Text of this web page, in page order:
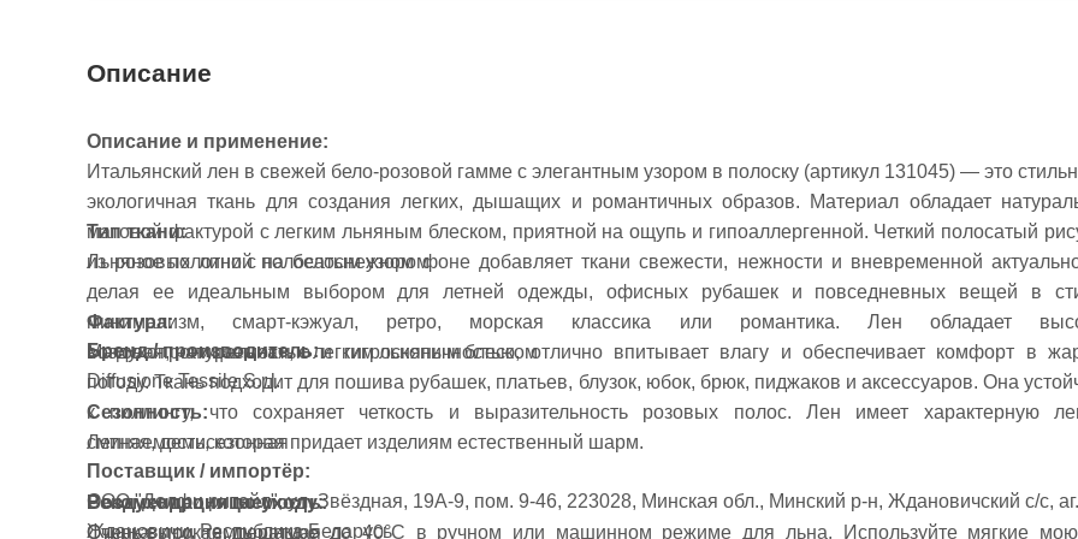
Описание
Описание и применение:
Итальянский лен в свежей бело-розовой гамме с элегантным узором в полоску (артикул 131045) — это
экологичная ткань для создания легких, дышащих и романтичных образов. Материал обладает
матовой фактурой с легким льняным блеском, приятной на ощупь и гипоаллергенной. Четкий полосатый
из розовых линий на белоснежном фоне добавляет ткани свежести, нежности и вневременной
делая ее идеальным выбором для летней одежды, офисных рубашек и повседневных вещей в
минимализм, смарт-кэжуал, ретро, морская классика или романтика. Лен обладает
воздухопроницаемостью и гигроскопичностью, отлично впитывает влагу и обеспечивает комфорт в
погоду. Ткань подходит для пошива рубашек, платьев, блузок, юбок, брюк, пиджаков и аксессуаров. Она
к пиллингу, что сохраняет четкость и выразительность розовых полос. Лен имеет характерную
сминаемость, которая придает изделиям естественный шарм.
Рекомендация по уходу:
Стирка при температуре до 40°C в ручном или машинном режиме для льна. Используйте мягкие
Тип ткани:
Льняное полотно с полосатым узором
Фактура:
Матовая, натуральная, с легким льняным блеском
Сезонность:
Летняя, демисезонная
Воздухопроницаемость:
Очень высокая, дышащая
Бренд / производитель:
Diffusione Tessile S.r.l.
Поставщик / импортёр:
ООО "Долфи ритейл", ул. Звёздная, 19А-9, пом. 9-46, 223028, Минская обл., Минский р-н, Ждановичский с/с, аг.
Ждановичи, Республика Беларусь